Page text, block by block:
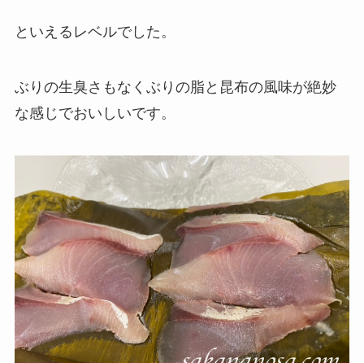
といえるレベルでした。
ぶりの生臭さもなくぶりの脂と昆布の風味が絶妙
な感じでおいしいです。